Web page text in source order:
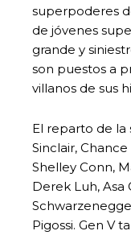
superpoderes
de jóvenes
grande y
son puestos a
villanos de sus
El reparto de la
Sinclair,
Shelley Conn,
Derek Luh, Asa
Pigossi. Gen V